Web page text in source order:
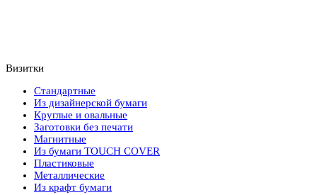
Визитки
Стандартные
Из дизайнерской бумаги
Круглые и овальные
Заготовки без печати
Магнитные
Из бумаги TOUCH COVER
Пластиковые
Металлические
Из крафт бумаги